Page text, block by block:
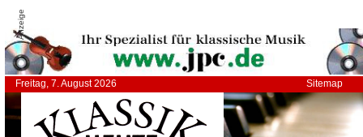
Anzeige
Freitag, 7. August 2026 Sitemap